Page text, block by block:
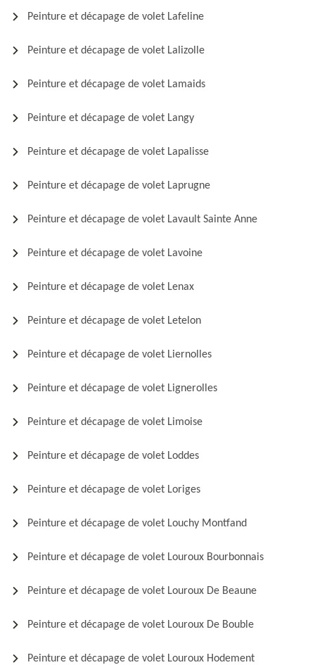
Peinture et décapage de volet Lafeline
Peinture et décapage de volet Lalizolle
Peinture et décapage de volet Lamaids
Peinture et décapage de volet Langy
Peinture et décapage de volet Lapalisse
Peinture et décapage de volet Laprugne
Peinture et décapage de volet Lavault Sainte Anne
Peinture et décapage de volet Lavoine
Peinture et décapage de volet Lenax
Peinture et décapage de volet Letelon
Peinture et décapage de volet Liernolles
Peinture et décapage de volet Lignerolles
Peinture et décapage de volet Limoise
Peinture et décapage de volet Loddes
Peinture et décapage de volet Loriges
Peinture et décapage de volet Louchy Montfand
Peinture et décapage de volet Louroux Bourbonnais
Peinture et décapage de volet Louroux De Beaune
Peinture et décapage de volet Louroux De Bouble
Peinture et décapage de volet Louroux Hodement